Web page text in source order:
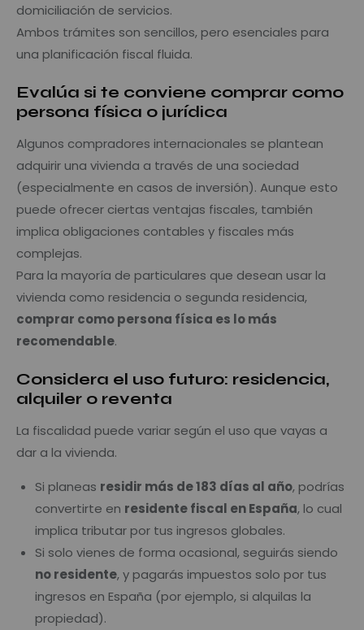
domiciliación de servicios.
Ambos trámites son sencillos, pero esenciales para
una planificación fiscal fluida.
Evalúa si te conviene comprar como
persona física o jurídica
Algunos compradores internacionales se plantean
adquirir una vivienda a través de una sociedad
(especialmente en casos de inversión). Aunque esto
puede ofrecer ciertas ventajas fiscales, también
implica obligaciones contables y fiscales más
complejas.
Para la mayoría de particulares que desean usar la
vivienda como residencia o segunda residencia,
comprar como persona física es lo más
recomendable.
Considera el uso futuro: residencia,
alquiler o reventa
La fiscalidad puede variar según el uso que vayas a
dar a la vivienda.
Si planeas residir más de 183 días al año, podrías
convertirte en residente fiscal en España, lo cual
implica tributar por tus ingresos globales.
Si solo vienes de forma ocasional, seguirás siendo
no residente, y pagarás impuestos solo por tus
ingresos en España (por ejemplo, si alquilas la
propiedad).